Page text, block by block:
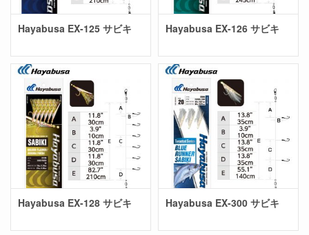
Hayabusa EX-125 サビキ Hayabusa EX-126 サビキ
Hayabusa EX-128 サビキ Hayabusa EX-300 サビキ